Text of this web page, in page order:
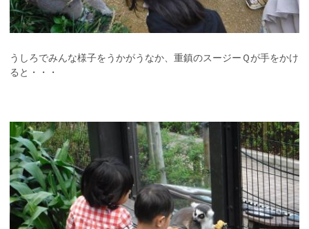
うしろでみんな様子をうかがうなか、重鎮のスージーＱが手をかけ
ると・・・